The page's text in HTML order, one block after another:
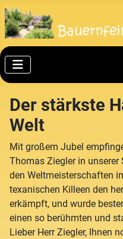
Der stärkste
Welt
Mit großem Jubel
Thomas Ziegler in unserer
den Weltmeisterschaften
texanischen Killeen den
erkämpft, und wurde
einen so berühmten und
Lieber Herr Ziegler, Ihnen